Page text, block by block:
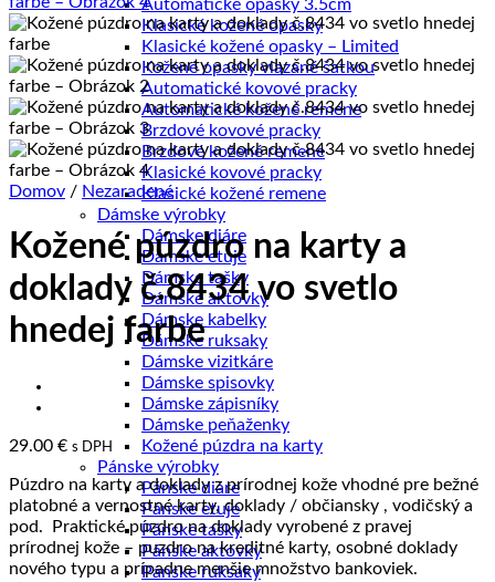
Automatické opasky 3.5cm
Klasické kožené opasky
Klasické kožené opasky – Limited
Kožené opasky viazané šatkou
Automatické kovové pracky
Automatické kožené remene
Brzdové kovové pracky
Brzdové kožené remene
Klasické kovové pracky
Klasické kožené remene
Dámske výrobky
Dámske diáre
Dámske etuje
Dámske tašky
Dámske aktovky
Dámske kabelky
Dámske ruksaky
Dámske vizitkáre
Dámske spisovky
Dámske zápisníky
Dámske peňaženky
Kožené púzdra na karty
Pánske výrobky
Pánske diáre
Pánske etuje
Pánske tašky
Pánske aktovky
Pánske ruksaky
Domov / Nezaradené
Kožené púzdro na karty a
doklady č.8434 vo svetlo
hnedej farbe
29.00 € s DPH
Púzdro na karty a doklady z prírodnej kože vhodné pre bežné
platobné a vernostné karty, doklady / občiansky , vodičský a
pod. Praktické púzdro na doklady vyrobené z pravej
prírodnej kože – puzdro na kreditné karty, osobné doklady
nového typu a prípadne menšie množstvo bankoviek.